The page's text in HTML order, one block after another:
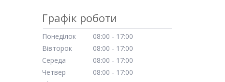
Графік роботи
Понеділок 08:00
17:00
Вівторок
08:00
17:00
Середа
08:00
17:00
Четвер
08:00
17:00